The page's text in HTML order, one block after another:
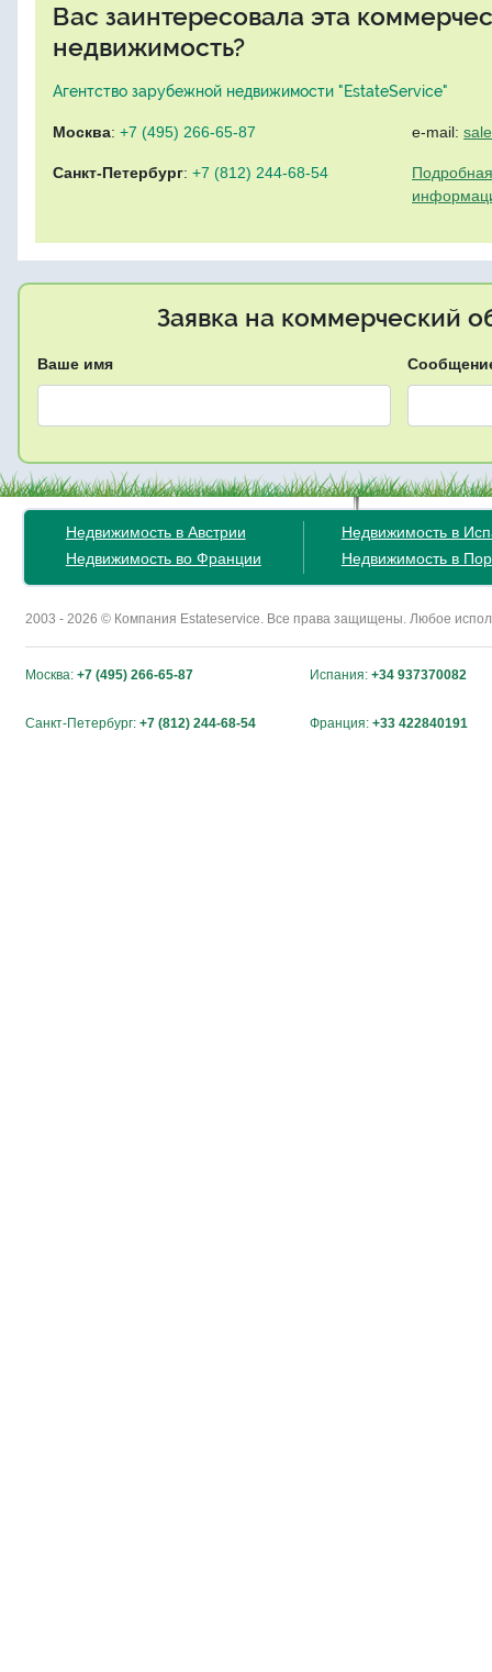
Вас заинтересовала эта
недвижимость?
Агентство зарубежной недвижимости "EstateService"
Москва: +7 (495) 266-65-87
Санкт-Петербург: +7 (812) 244-68-54
e-mail:
Заявка на коммерческий
Ваше имя
Недвижимость в Австрии
Недвижимость во Франции
Недвижимость в
Недвижимость в
2003 - 2026 © Компания Estateservice. Все права защищены. Любое
Москва: +7 (495) 266-65-87 Испания: +34 937370082
Санкт-Петербург: +7 (812) 244-68-54 Франция: +33 422840191